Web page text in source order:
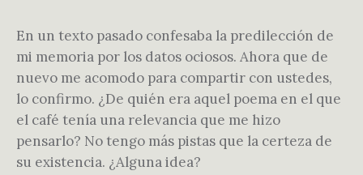
En un texto pasado confesaba la predilección de
mi memoria por los datos ociosos. Ahora que de
nuevo me acomodo para compartir con ustedes,
lo confirmo. ¿De quién era aquel poema en el que
el café tenía una relevancia que me hizo
pensarlo? No tengo más pistas que la certeza de
su existencia. ¿Alguna idea?